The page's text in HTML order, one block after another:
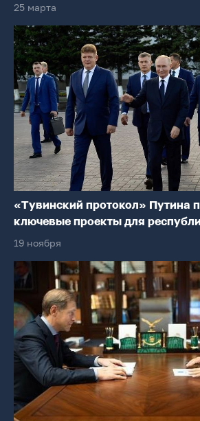
25 марта
«Тувинский протокол» Путина
ключевые проекты для
19 ноября